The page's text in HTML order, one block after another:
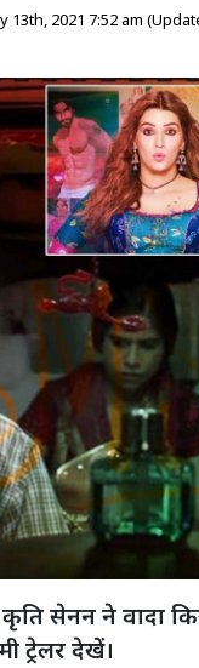
13th, 2021 7:52 am
सेनन ने वादा
ट्रेलर देखें।